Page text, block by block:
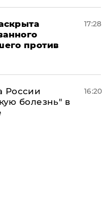
против
17:28
России
болезнь" в
16:20